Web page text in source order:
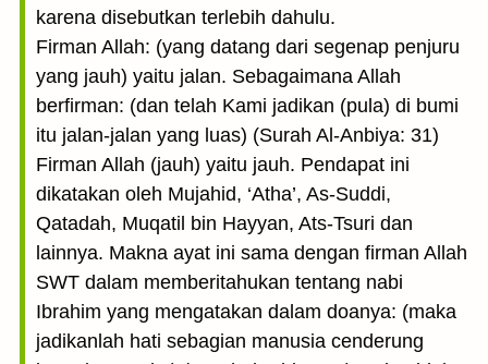
karena disebutkan terlebih dahulu.
Firman Allah: (yang datang dari segenap penjuru
yang jauh) yaitu jalan. Sebagaimana Allah
berfirman: (dan telah Kami jadikan (pula) di bumi
itu jalan-jalan yang luas) (Surah Al-Anbiya: 31)
Firman Allah (jauh) yaitu jauh. Pendapat ini
dikatakan oleh Mujahid, ‘Atha’, As-Suddi,
Qatadah, Muqatil bin Hayyan, Ats-Tsuri dan
lainnya. Makna ayat ini sama dengan firman Allah
SWT dalam memberitahukan tentang nabi
Ibrahim yang mengatakan dalam doanya: (maka
jadikanlah hati sebagian manusia cenderung